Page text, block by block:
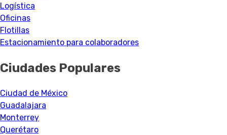
Logística
Oficinas
Flotillas
Estacionamiento para colaboradores
Ciudades Populares
Ciudad de México
Guadalajara
Monterrey
Querétaro